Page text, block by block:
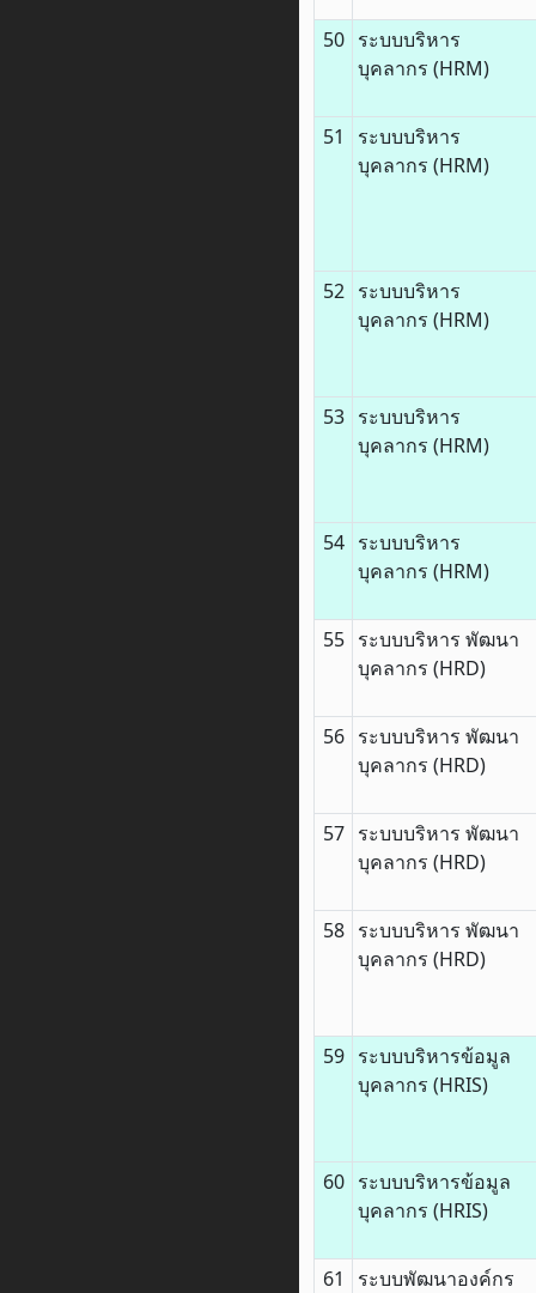
50 ระบบบริหาร
บุคลากร (HRM)
51
ระบบบริหาร
บุคลากร (HRM)
52 ระบบบริหาร
บุคลากร (HRM)
53 ระบบบริหาร
บุคลากร (HRM)
54 ระบบบริหาร
บุคลากร (HRM)
55 ระบบบริหาร พัฒนา
บุคลากร (HRD)
56 ระบบบริหาร พัฒนา
บุคลากร (HRD)
57 ระบบบริหาร พัฒนา
บุคลากร (HRD)
58 ระบบบริหาร พัฒนา
บุคลากร (HRD)
59 ระบบบริหารข้อมูล
บุคลากร (HRIS)
60 ระบบบริหารข้อมูล
บุคลากร (HRIS)
61
ระบบพัฒนาองค์กร